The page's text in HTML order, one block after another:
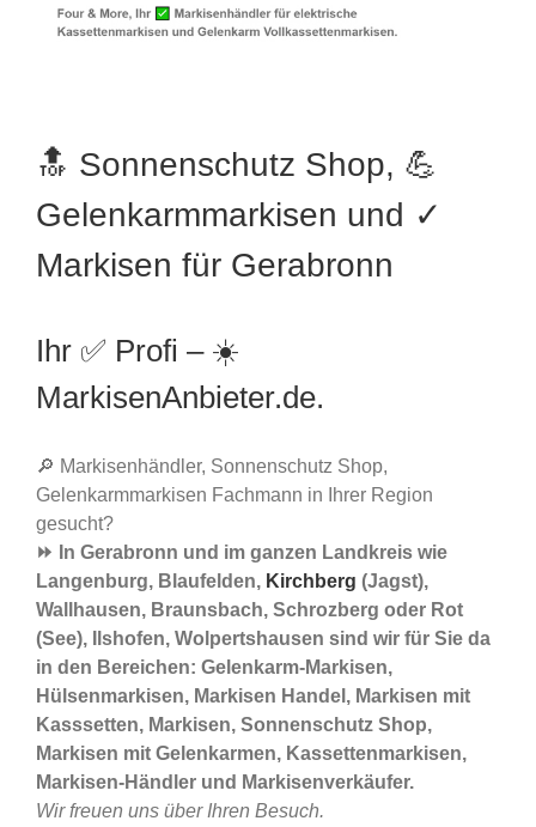
🔝 Sonnenschutz Shop, 💪
Gelenkarmmarkisen und ✓
Markisen für Gerabronn
Ihr ✅ Profi – ☀️
MarkisenAnbieter.de.
🔎 Markisenhändler, Sonnenschutz Shop,
Gelenkarmmarkisen Fachmann in Ihrer Region
gesucht?
⏩ In Gerabronn und im ganzen Landkreis wie
Langenburg, Blaufelden, Kirchberg (Jagst),
Wallhausen, Braunsbach, Schrozberg oder Rot
(See), Ilshofen, Wolpertshausen sind wir für Sie da
in den Bereichen: Gelenkarm-Markisen,
Hülsenmarkisen, Markisen Handel, Markisen mit
Kasssetten, Markisen, Sonnenschutz Shop,
Markisen mit Gelenkarmen, Kassettenmarkisen,
Markisen-Händler und Markisenverkäufer.
Wir freuen uns über Ihren Besuch.